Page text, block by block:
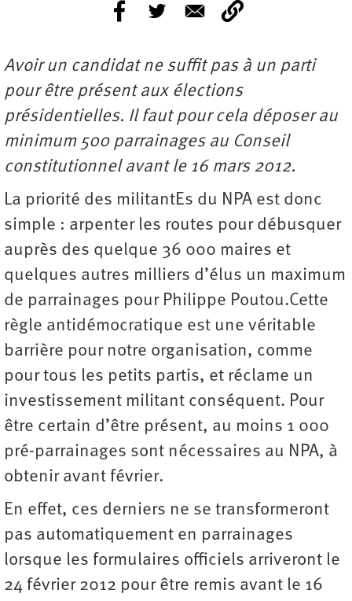
Avoir un candidat ne suffit pas à un parti
pour être présent aux élections
présidentielles. Il faut pour cela déposer au
minimum 500 parrainages au Conseil
constitutionnel avant le 16 mars 2012.
La priorité des militantEs du NPA est donc
simple : arpenter les routes pour débusquer
auprès des quelque 36 000 maires et
quelques autres milliers d’élus un maximum
de parrainages pour Philippe Poutou.Cette
règle antidémocratique est une véritable
barrière pour notre organisation, comme
pour tous les petits partis, et réclame un
investissement militant conséquent. Pour
être certain d’être présent, au moins 1 000
pré-parrainages sont nécessaires au NPA, à
obtenir avant février.
En effet, ces derniers ne se transformeront
pas automatiquement en parrainages
lorsque les formulaires officiels arriveront le
24 février 2012 pour être remis avant le 16